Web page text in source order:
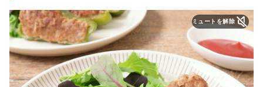
ミュートを解除